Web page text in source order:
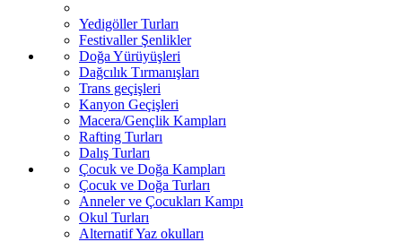
Yedigöller Turları
Festivaller Şenlikler
Doğa Yürüyüşleri
Dağcılık Tırmanışları
Trans geçişleri
Kanyon Geçişleri
Macera/Gençlik Kampları
Rafting Turları
Dalış Turları
Çocuk ve Doğa Kampları
Çocuk ve Doğa Turları
Anneler ve Çocukları Kampı
Okul Turları
Alternatif Yaz okulları